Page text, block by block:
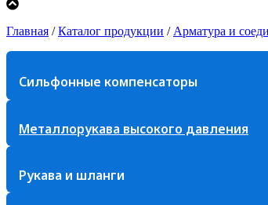
Главная /Каталог продукции / Арматура и
Сильфонные компенсаторы
Металлорукава высокого давления
Рукава и шланги